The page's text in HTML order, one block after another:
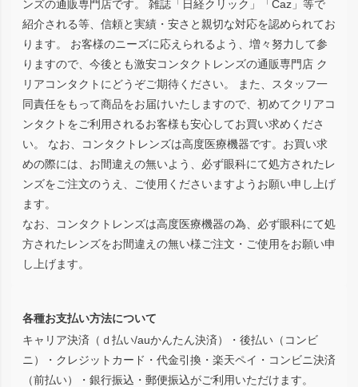
ンズの通販専門店です。 雑誌「日経クリック」「Caz」等で
紹介される等、信頼と実績・安さと親切な対応を認められてお
ります。 お客様のニーズに応えられるよう、増々努力して参
りますので、今後とも激安コンタクトレンズの通販専門店 ク
リアコンタクトにどうぞご期待ください。 また、スタッフ一
同責任をもって商品をお届けいたしますので、初めてクリアコ
ンタクトをご利用されるお客様も安心してお買い求めくださ
い。 なお、コンタクトレンズは高度医療機器です。お買い求
めの際には、お間違えの無いよう、必ず眼科にて処方されたレ
ンズをご注文のうえ、ご使用くださいますようお願い申し上げ
ます。
なお、コンタクトレンズは高度医療機器の為、必ず眼科にて処
方されたレンズをお間違えの無い様ご注文・ご使用をお願い申
し上げます。
各種お支払い方法について
キャリア決済（ｄ払い/auかんたん決済）・後払い（コンビ
ニ）・クレジットカード・代金引換・楽天ペイ・コンビニ決済
（前払い）・銀行振込・郵便振込がご利用いただけます。